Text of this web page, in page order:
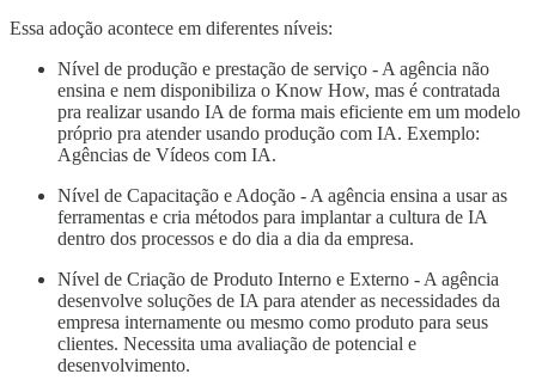
Essa adoção acontece em diferentes níveis:
Nível de produção e prestação de serviço - A agência não
ensina e nem disponibiliza o Know How, mas é contratada
pra realizar usando IA de forma mais eficiente em um modelo
próprio pra atender usando produção com IA. Exemplo:
Agências de Vídeos com IA.
Nível de Capacitação e Adoção - A agência ensina a usar as
ferramentas e cria métodos para implantar a cultura de IA
dentro dos processos e do dia a dia da empresa.
Nível de Criação de Produto Interno e Externo - A agência
desenvolve soluções de IA para atender as necessidades da
empresa internamente ou mesmo como produto para seus
clientes. Necessita uma avaliação de potencial e
desenvolvimento.